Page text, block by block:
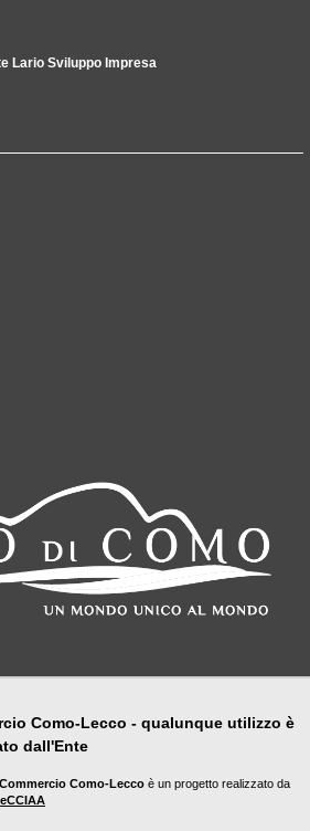
Lario Sviluppo Impresa
Como-Lecco - qualunque utilizzo è
dall'Ente
Como-Lecco è un progetto realizzato da
eCCIAA